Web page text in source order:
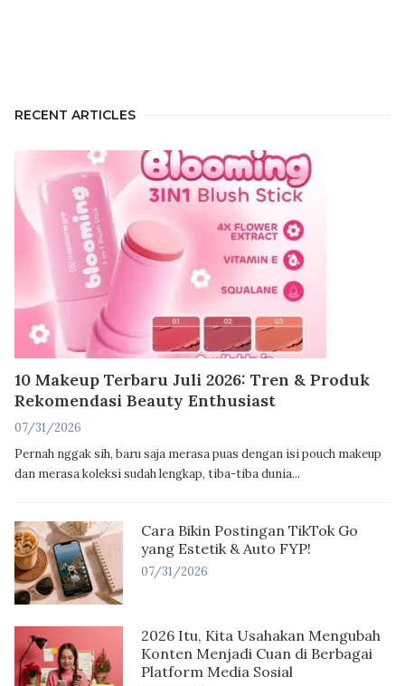
RECENT ARTICLES
10 Makeup Terbaru Juli 2026: Tren & Produk
Rekomendasi Beauty Enthusiast
07/31/2026
Pernah nggak sih, baru saja merasa puas dengan isi pouch makeup
dan merasa koleksi sudah lengkap, tiba-tiba dunia...
Cara Bikin Postingan TikTok Go
yang Estetik & Auto FYP!
07/31/2026
2026 Itu, Kita Usahakan Mengubah
Konten Menjadi Cuan di Berbagai
Platform Media Sosial